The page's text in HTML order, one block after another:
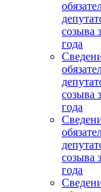
созыва
года
созыва
года
созыва
года